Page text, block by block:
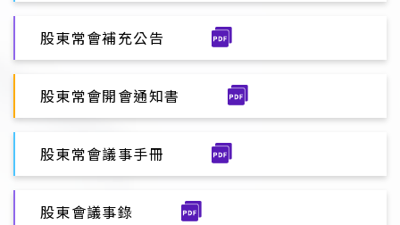
股東常會補充公告
股東常會開會通知書
股東常會議事手冊
股東會議事錄